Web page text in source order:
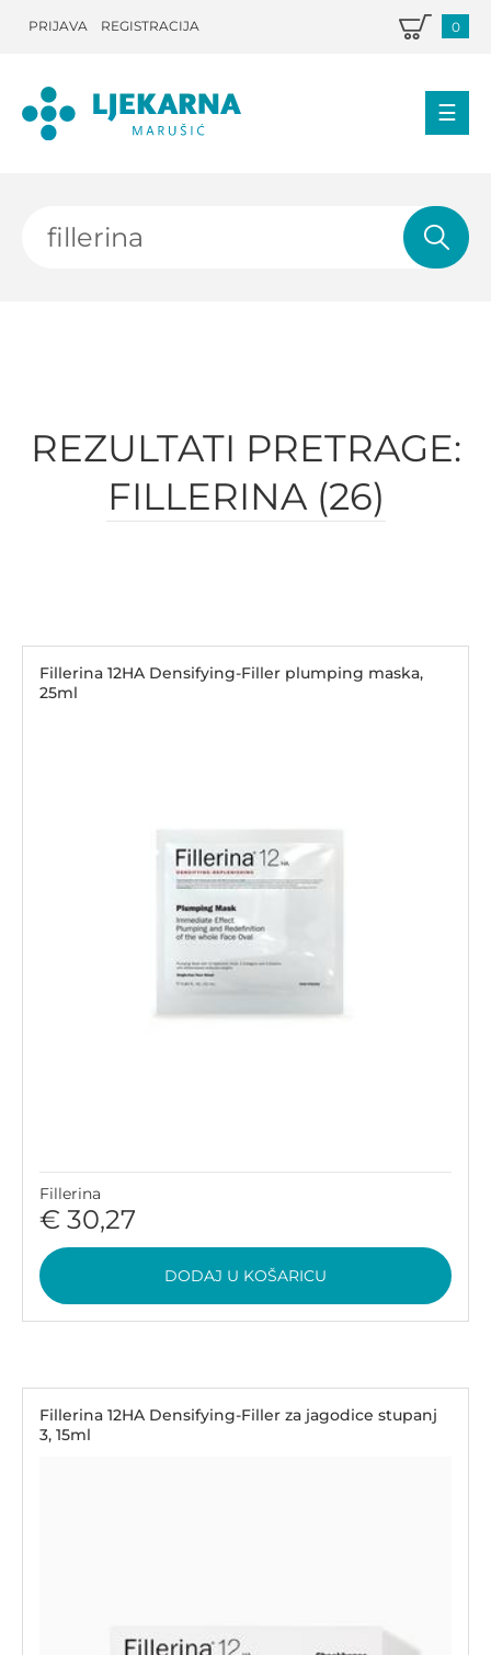
PRIJAVA REGISTRACIJA 0
REZULTATI PRETRAGE:
FILLERINA (26)
Fillerina 12HA Densifying-Filler plumping maska,
25ml
Fillerina
€ 30,27
DODAJ U KOŠARICU
Fillerina 12HA Densifying-Filler za jagodice stupanj
3, 15ml